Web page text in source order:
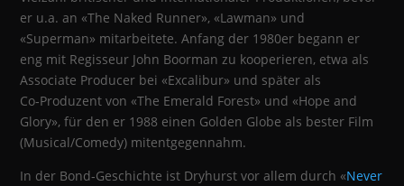
er u.a. an «The Naked Runner», «Lawman» und
«Superman» mitarbeitete. Anfang der 1980er begann er
eng mit Regisseur John Boorman zu kooperieren, etwa als
Associate Producer bei «Excalibur» und später als
Co‑Produzent von «The Emerald Forest» und «Hope and
Glory», für den er 1988 einen Golden Globe als bester Film
(Musical/Comedy) mitentgegennahm.
In der Bond‑Geschichte ist Dryhurst vor allem durch «Never